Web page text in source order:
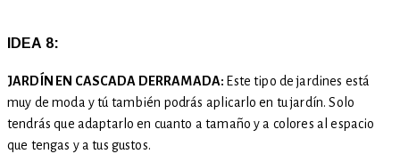
IDEA 8:
JARDÍN EN CASCADA DERRAMADA: Este tipo de jardines está
muy de moda y tú también podrás aplicarlo en tu jardín. Solo
tendrás que adaptarlo en cuanto a tamaño y a colores al espacio
que tengas y a tus gustos.